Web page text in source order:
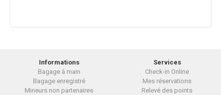
Informations
Bagage à main
Bagage enregistré
Mineurs non partenaires
Services
Check-in Online
Mes réservations
Relevé des points